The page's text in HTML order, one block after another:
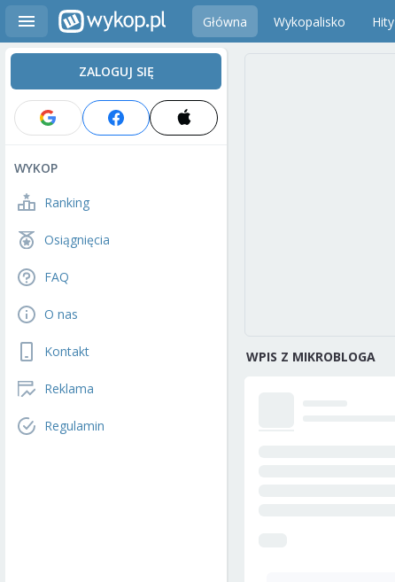
Główna Wykopalisko Hity
ZALOGUJ SIĘ
WYKOP
Ranking
Osiągnięcia
FAQ
O nas
Kontakt
Reklama
Regulamin
WPIS Z MIKROBLOGA